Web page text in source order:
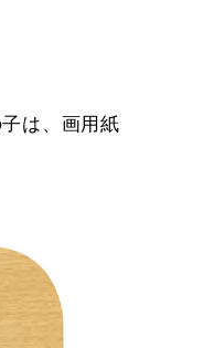
は、画用紙